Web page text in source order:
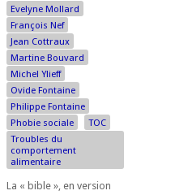
Evelyne Mollard
François Nef
Jean Cottraux
Martine Bouvard
Michel Ylieff
Ovide Fontaine
Philippe Fontaine
Phobie sociale
TOC
Troubles du
comportement
alimentaire
La « bible », en version